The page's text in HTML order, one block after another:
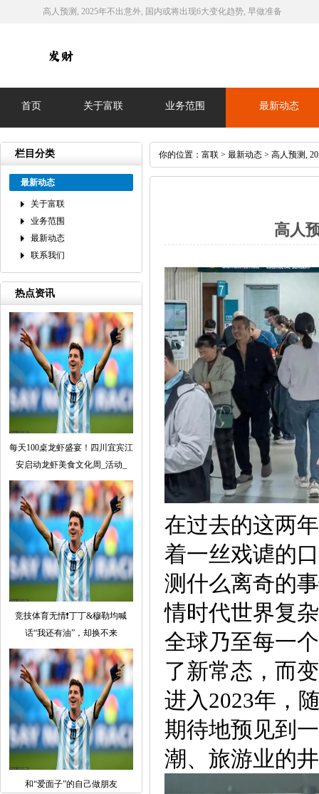
高人预测, 2025年不出意外, 国内或将出现6大变化趋势, 早做准备
首页 关于富联 业务范围 最新动态
栏目分类
最新动态
关于富联
业务范围
最新动态
联系我们
热点资讯
每天100桌龙虾盛宴！四川宜宾江
安启动龙虾美食文化周_活动_
竞技体育无情❗丁丁&穆勒均喊
话“我还有油”，却换不来
和“爱面子”的自己做朋友
你的位置： 富联 > 最新动态 > 高人预测,
高人
在过去的这两
着一丝戏谑的
测什么离奇的
情时代世界复
全球乃至每一
了新常态，而
进入2023年，
期待地预见到
潮、旅游业的